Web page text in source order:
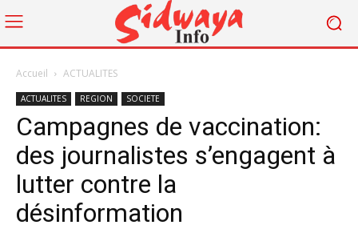
Accueil ACTUALITES
ACTUALITES REGION SOCIETE
Campagnes de vaccination:
des journalistes s’engagent à
lutter contre la
désinformation